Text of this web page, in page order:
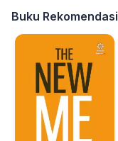
Buku Rekomendasi